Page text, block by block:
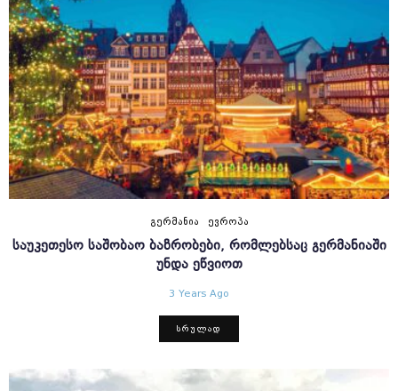
ᲒᲔᲠᲛᲐᲜᲘᲐ ᲔᲕᲠᲝᲞᲐ
ᲡᲐᲣᲙᲔᲗᲔᲡᲝ ᲡᲐᲨᲝᲑᲐᲝ ᲑᲐᲖᲠᲝᲑᲔᲑᲘ, ᲠᲝᲛᲚᲔᲑᲡᲐᲪ ᲒᲔᲠᲛᲐᲜᲘᲐᲨᲘ
ᲣᲜᲓᲐ ᲔᲬᲕᲘᲝᲗ
3 Years Ago
ᲡᲠᲣᲚᲐᲓ